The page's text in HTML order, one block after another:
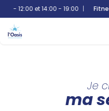
- 12:00 et 14:00 - 19:00 | Fitness
Je
ma